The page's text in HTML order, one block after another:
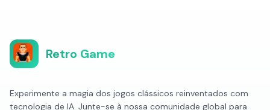
Retro Game
Experimente a magia dos jogos clássicos reinventados com
tecnologia de IA. Junte-se à nossa comunidade global para